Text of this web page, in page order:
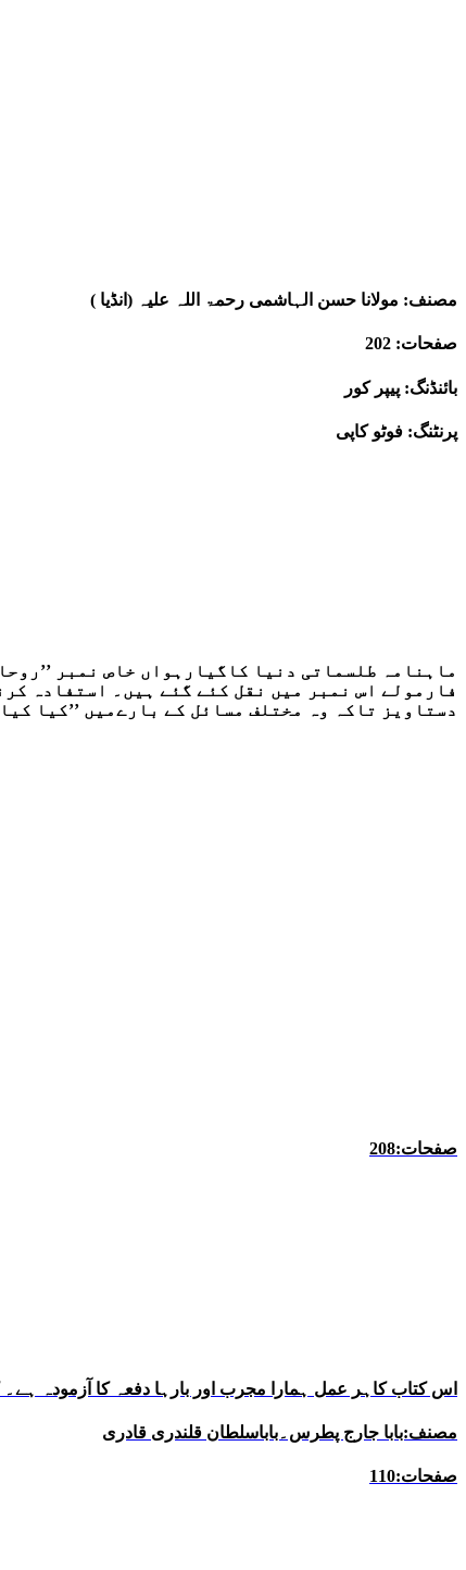
مصنف: مولانا حسن الہاشمی رحمۃ اللہ علیہ (انڈیا )
صفحات: 202
بائنڈنگ: پیپر کور
پرنٹنگ: فوٹو کاپی
ماہنامہ طلسماتی دنیا کاگیارہواں خاص نمبر
فارمولے اس نمبر میں نقل کئے گئے ہیں۔ استفادہ
دستاویز تاکہ وہ مختلف مسائل کے بارےمیں ’’کیا
صفحات:208
اس کتاب کاہر عمل ہمارا مجرب اور بارہا دفعہ کا آزمودہ
مصنف:بابا جارج پطرس۔باباسلطان قلندری قادری
صفحات:110